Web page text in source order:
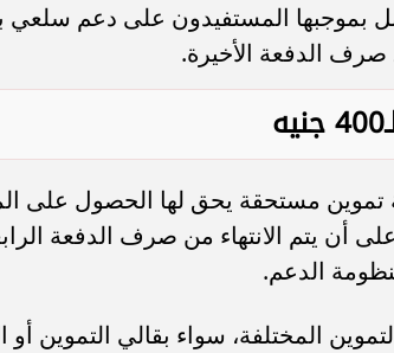
الدفعة الأخيرة.
مرة، على أن يتم الانتهاء من صرف الدفعة
الدعم.
المختلفة، سواء بقالي التموين أو